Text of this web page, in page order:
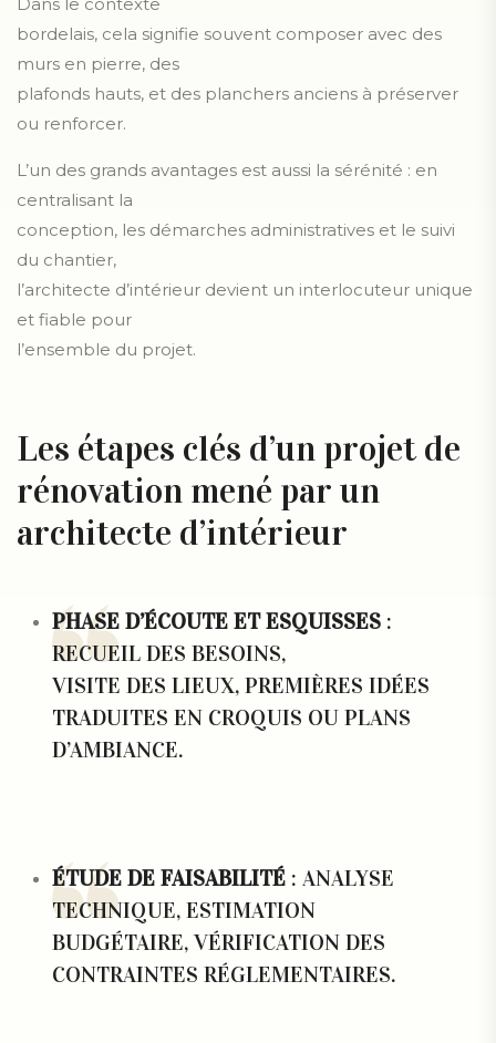
bordelais, cela signifie souvent composer avec des
murs en pierre, des
plafonds hauts, et des planchers anciens à préserver
ou renforcer.
L’un des grands avantages est aussi la sérénité : en
centralisant la
conception, les démarches administratives et le suivi
du chantier,
l’architecte d’intérieur devient un interlocuteur unique
et fiable pour
l’ensemble du projet.
Les étapes clés d’un projet de
rénovation mené par un
architecte d’intérieur
PHASE D’ÉCOUTE ET ESQUISSES :
RECUEIL DES BESOINS,
VISITE DES LIEUX, PREMIÈRES IDÉES
TRADUITES EN CROQUIS OU PLANS
D’AMBIANCE.
ÉTUDE DE FAISABILITÉ : ANALYSE
TECHNIQUE, ESTIMATION
BUDGÉTAIRE, VÉRIFICATION DES
CONTRAINTES RÉGLEMENTAIRES.